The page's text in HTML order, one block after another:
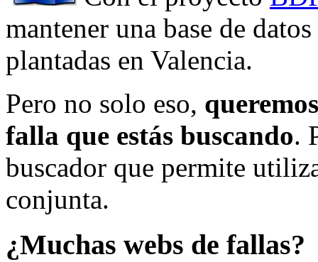
mantener una base de
plantadas en Valencia.
Pero no solo eso,
falla que estás buscando.
buscador que permite
conjunta.
¿Muchas webs de fallas?